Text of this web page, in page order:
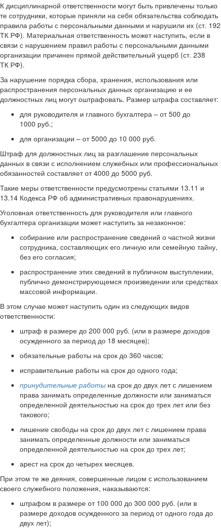
К дисциплинарной ответственности могут быть привлечены только
те сотрудники, которые приняли на себя обязательства соблюдать
правила работы с персональными данными и нарушили их (ст. 192
ТК РФ). Материальная ответственность может наступить, если в
связи с нарушением правил работы с персональными данными
организации причинен прямой действительный ущерб (ст. 238
ТК РФ).
За нарушение порядка сбора, хранения, использования или
распространения персональных данных организацию и ее
должностных лиц могут оштрафовать. Размер штрафа составляет:
для руководителя и главного бухгалтера – от 500 до
1000 руб.;
для организации – от 5000 до 10 000 руб.
Штраф для должностных лиц за разглашение персональных
данных в связи с исполнением служебных или профессиональных
обязанностей составляет от 4000 до 5000 руб.
Такие меры ответственности предусмотрены статьями 13.11 и
13.14 Кодекса РФ об административных правонарушениях.
Уголовная ответственность для руководителя или главного
бухгалтера организации может наступить за незаконное:
собирание или распространение сведений о частной жизни
сотрудника, составляющих его личную или семейную тайну,
без его согласия;
распространение этих сведений в публичном выступлении,
публично демонстрирующемся произведении или средствах
массовой информации.
В этом случае может наступить один из следующих видов
ответственности:
штраф в размере до 200 000 руб. (или в размере доходов
осужденного за период до 18 месяцев);
обязательные работы на срок до 360 часов;
исправительные работы на срок до одного года;
принудительные работы на срок до двух лет с лишением
права занимать определенные должности или заниматься
определенной деятельностью на срок до трех лет или без
такового;
лишение свободы на срок до двух лет с лишением права
занимать определенные должности или заниматься
определенной деятельностью на срок до трех лет;
арест на срок до четырех месяцев.
При этом те же деяния, совершенные лицом с использованием
своего служебного положения, наказываются:
штрафом в размере от 100 000 до 300 000 руб. (или в
размере доходов осужденного за период от одного года до
двух лет);